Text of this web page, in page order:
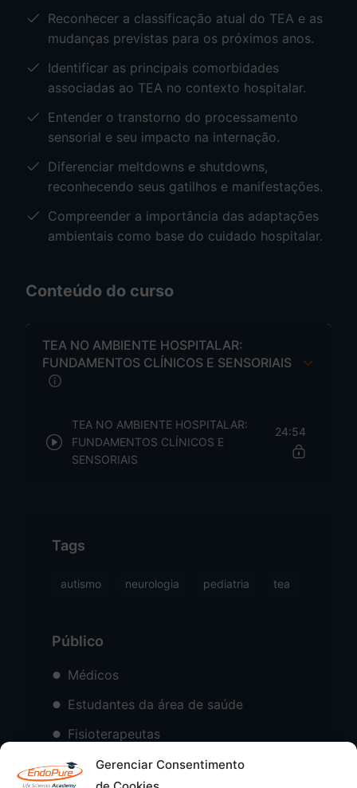
Gerenciar Consentimento
A aula discute ainda os princípios essenciais para
a redução do sofrimento do paciente durante o
atendimento e a internação. Este conteúdo
estabelece a base teórica e clínica necessária
para a compreensão de estratégias práticas e de
protocolos específicos que serão aprofundados
nas próximas aulas.
Reconhecer a classificação atual do TEA e as
mudanças previstas para os próximos anos.
Identificar as principais comorbidades
associadas ao TEA no contexto hospitalar.
Entender o transtorno do processamento
sensorial e seu impacto na internação.
Diferenciar meltdowns e shutdowns,
reconhecendo seus gatilhos e manifestações.
Compreender a importância das adaptações
ambientais como base do cuidado hospitalar.
Conteúdo do curso
TEA NO AMBIENTE HOSPITALAR:
FUNDAMENTOS CLÍNICOS E SENSORIAIS
TEA NO AMBIENTE HOSPITALAR:
FUNDAMENTOS CLÍNICOS E
SENSORIAIS
24:54
Tags
autismo neurologia pediatria tea
Público
Médicos
Estudantes da área de saúde
Fisioterapeutas
Psicólogos